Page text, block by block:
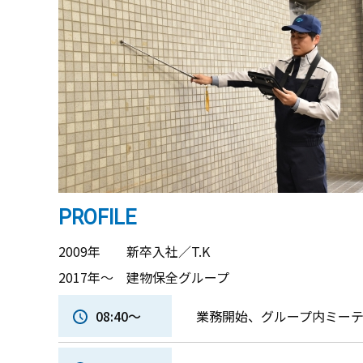
PROFILE
2009年 新卒入社／T.K
2017年～ 建物保全グループ
08:40～
業務開始、グループ内ミー